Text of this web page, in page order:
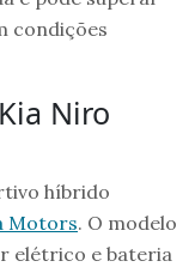
condições
Niro
híbrido
Motors. O modelo
elétrico e bateria